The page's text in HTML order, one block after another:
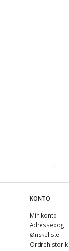
KONTO
Min konto
Adressebog
Ønskeliste
Ordrehistorik